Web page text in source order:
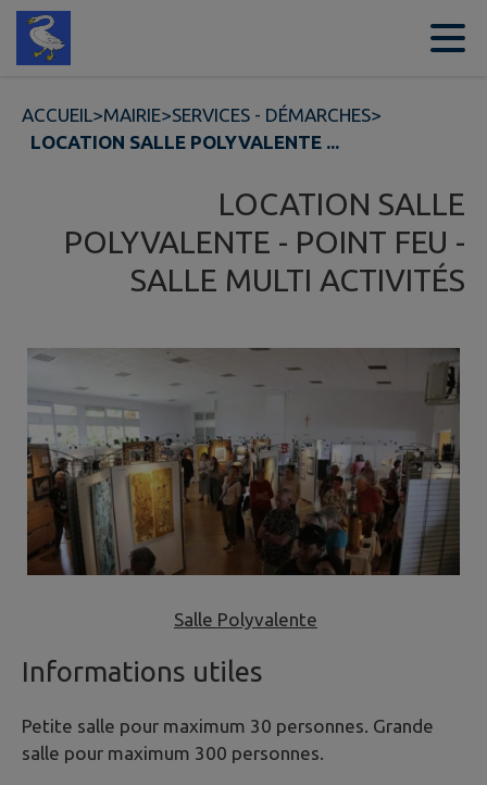
Contenu
ACCUEIL>MAIRIE>SERVICES - DÉMARCHES>
LOCATION SALLE POLYVALENTE ...
LOCATION SALLE
POLYVALENTE - POINT FEU -
SALLE MULTI ACTIVITÉS
Salle Polyvalente
Informations utiles
Petite salle pour maximum 30 personnes. Grande
salle pour maximum 300 personnes.